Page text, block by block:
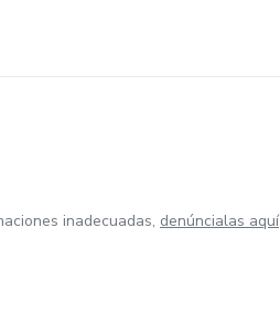
inadecuadas, denúncialas aquí